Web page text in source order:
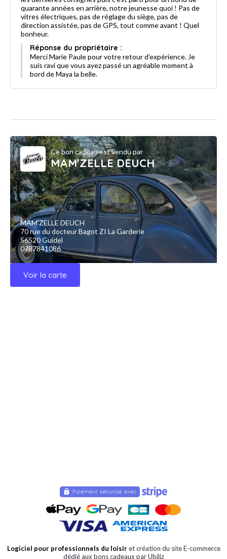
quarante années en arrière, notre jeunesse quoi ! Pas de
vitres électriques, pas de réglage du siège, pas de
direction assistée, pas de GPS, tout comme avant ! Quel
bonheur.
Réponse du propriétaire :
Merci Marie Paule pour votre retour d’expérience. Je
suis ravi que vous ayez passé un agréable moment à
bord de Maya la belle.
Ce bon cadeau est vendu par
MAM'ZELLE DEUCH
MAM'ZELLE DEUCH
70 rue du docteur Bagot ZI La Garderie
56520 Guidel
0787841086
Voir la carte
Logiciel pour professionnels du loisiret création du site E-commerce
dédié aux bons cadeaux par Ubiliz